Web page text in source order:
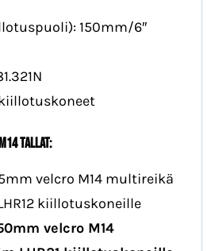
150mm/6″
kiillotuskoneet
M14 tallat:
velcro M14 multireikä
kiillotuskoneille
velcro M14